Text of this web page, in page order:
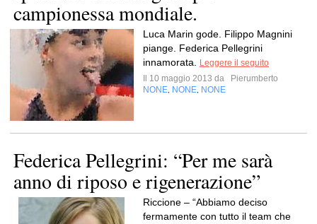
campionessa mondiale.
Luca Marin gode. Filippo Magnini
piange. Federica Pellegrini
innamorata.
Leggere il seguito
Il 10 maggio 2013 da
Pierumberto
NONE NONE NONE
Federica Pellegrini: “Per me sarà
anno di riposo e rigenerazione”
Riccione – “Abbiamo deciso
fermamente con tutto il team che